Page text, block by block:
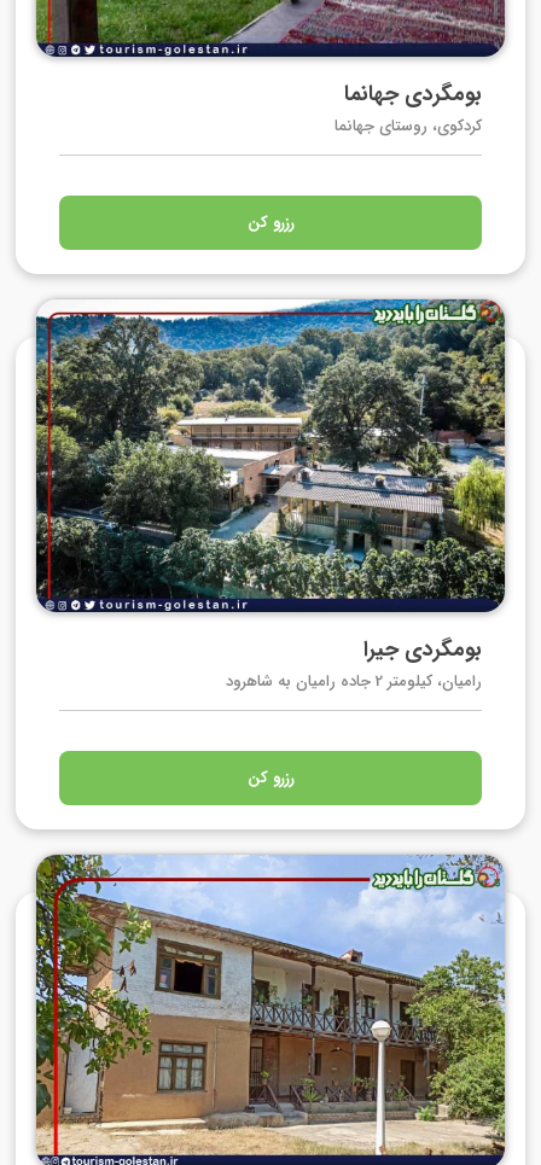
بومگردی جهانما
کردکوی، روستای جهانما
رزرو کن
بومگردی جیرا
رامیان، کیلومتر 2 جاده رامیان به شاهرود
رزرو کن